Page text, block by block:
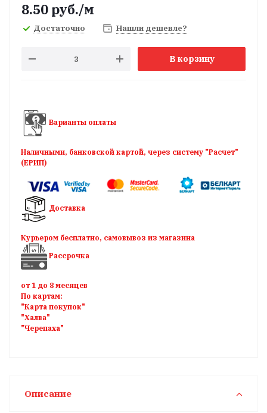
8.50 руб./м
Достаточно Нашли дешевле?
В корзину
Варианты оплаты
Наличными, банковской картой, через систему "Расчет"
(ЕРИП)
Доставка
Курьером бесплатно, самовывоз из магазина
Рассрочка
от 1 до 8 месяцев
По картам:
"Карта покупок"
"Халва"
"Черепаха"
Описание